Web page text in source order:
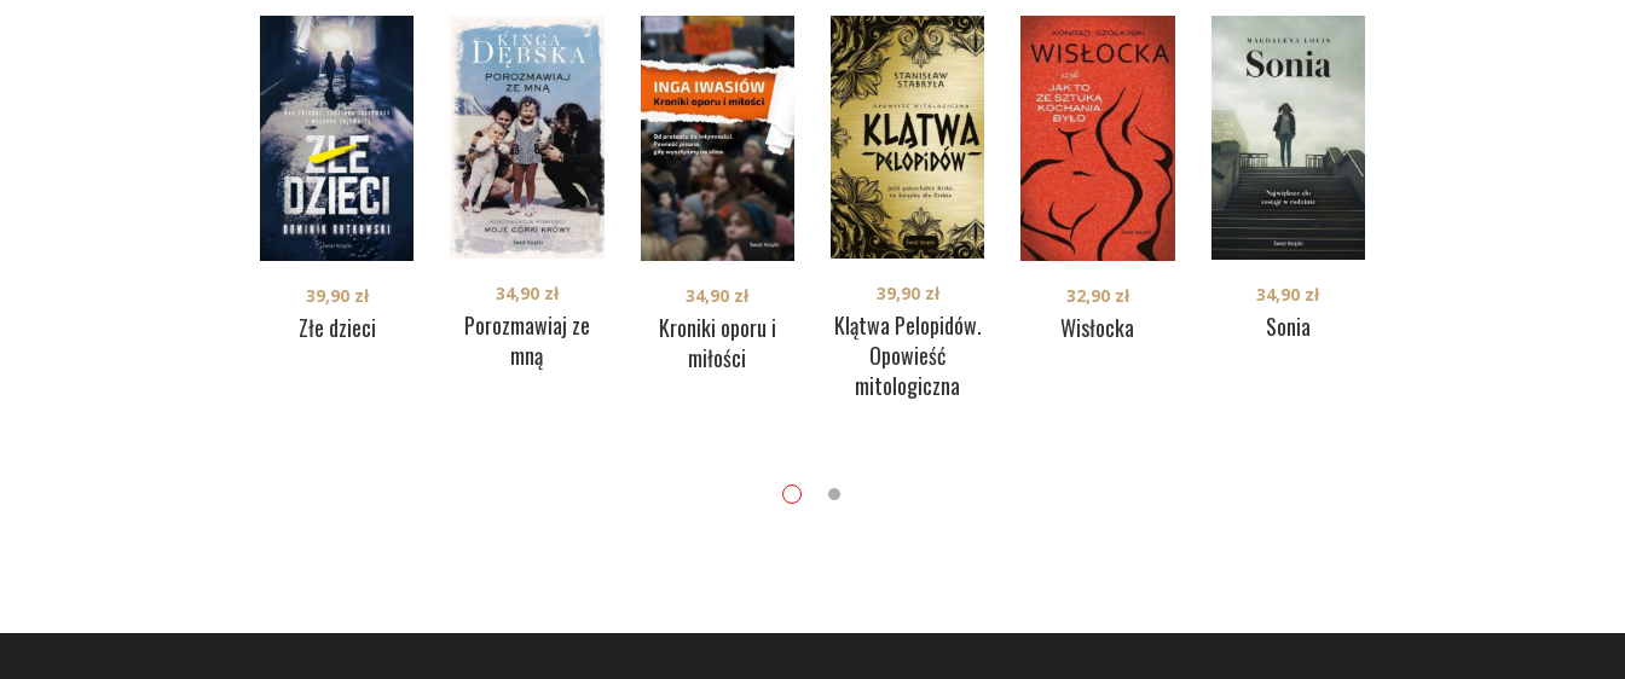
Złe dzieci
39,90 zł
Porozmawiaj ze
mną
34,90 zł
Kroniki oporu i
miłości
34,90 zł
Klątwa Pelopidów.
Opowieść
mitologiczna
39,90 zł
Wisłocka
32,90 zł
Sonia
34,90 zł